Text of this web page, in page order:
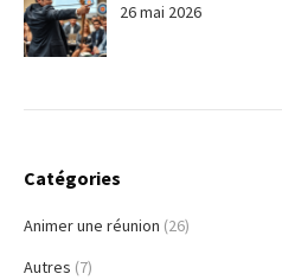
26 mai 2026
Catégories
Animer une réunion (26)
Autres (7)